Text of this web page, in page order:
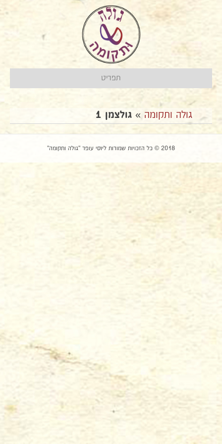
תפריט
גולה ותקומה » גולצמן 1
2018 © כל הזכויות שמורות ליוסי עופר "גולה ותקומה"